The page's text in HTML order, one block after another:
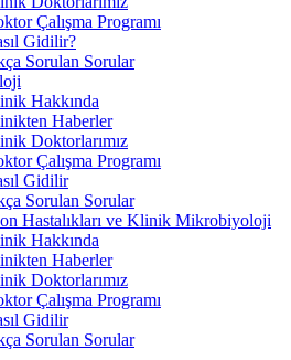
Çalışma Programı
Gidilir?
Sorulan Sorular
Hakkında
Haberler
Doktorlarımız
Çalışma Programı
Gidilir
Sorulan Sorular
Hastalıkları ve Klinik Mikrobiyoloji
Hakkında
Haberler
Doktorlarımız
Çalışma Programı
Gidilir
Sorulan Sorular